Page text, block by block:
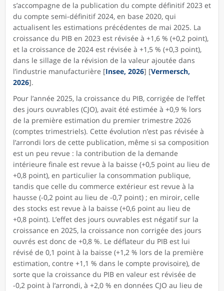
s’accompagne de la publication du compte définitif 2023 et
du compte semi-définitif 2024, en base 2020, qui
actualisent les estimations précédentes de mai 2025. La
croissance du PIB en 2023 est révisée à +1,6 % (+0,2 point),
et la croissance de 2024 est révisée à +1,5 % (+0,3 point),
dans le sillage de la révision de la valeur ajoutée dans
l’industrie manufacturière [Insee, 2026] [Vermersch,
2026].
Pour l’année 2025, la croissance du PIB, corrigée de l’effet
des jours ouvrables (CJO), avait été estimée à +0,9 % lors
de la première estimation du premier trimestre 2026
(comptes trimestriels). Cette évolution n’est pas révisée à
l’arrondi lors de cette publication, même si sa composition
est un peu revue : la contribution de la demande
intérieure finale est revue à la baisse (+0,5 point au lieu de
+0,8 point), en particulier la consommation publique,
tandis que celle du commerce extérieur est revue à la
hausse (-0,2 point au lieu de -0,7 point) ; en miroir, celle
des stocks est revue à la baisse (+0,6 point au lieu de
+0,8 point). L’effet des jours ouvrables est négatif sur la
croissance en 2025, la croissance non corrigée des jours
ouvrés est donc de +0,8 %. Le déflateur du PIB est lui
révisé de 0,1 point à la baisse (+1,2 % lors de la première
estimation, contre +1,1 % dans le compte provisoire), de
sorte que la croissance du PIB en valeur est révisée de
-0,2 point à l’arrondi, à +2,0 % en données CJO au lieu de